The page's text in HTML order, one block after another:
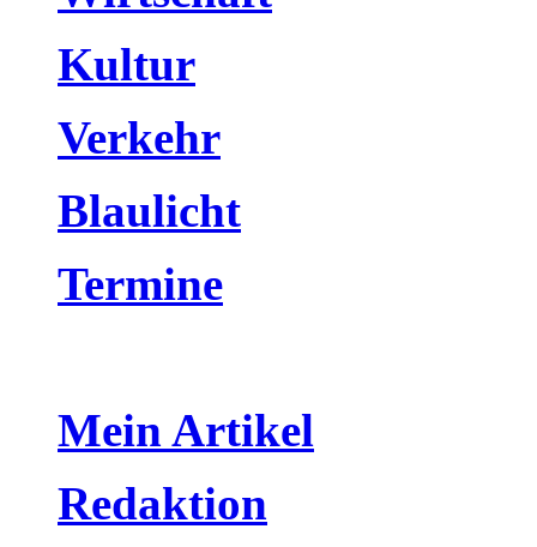
Kultur
Verkehr
Blaulicht
Termine
Mein Artikel
Redaktion